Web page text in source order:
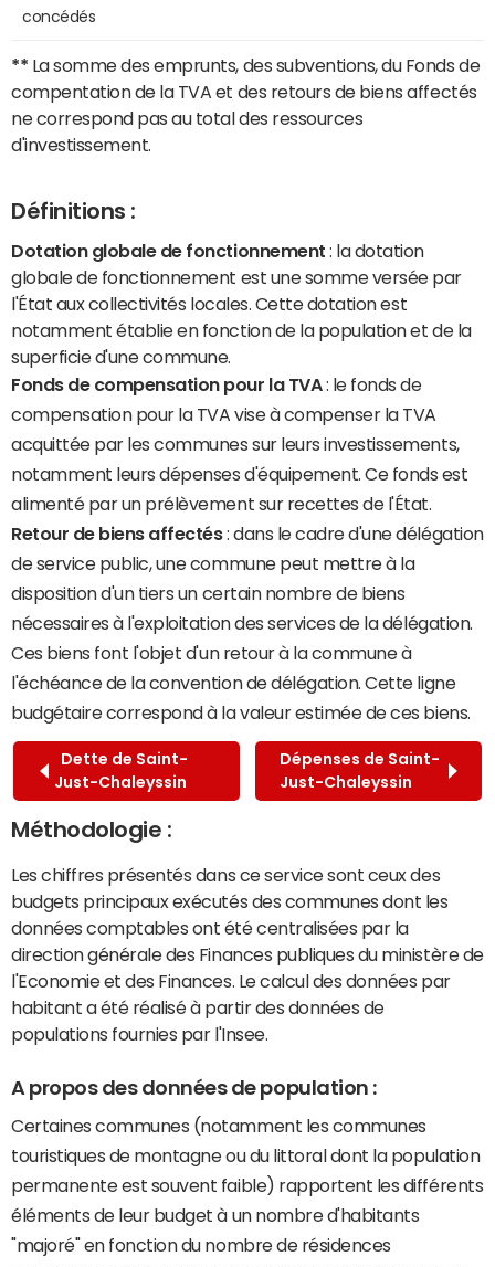
concédés
** La somme des emprunts, des subventions, du Fonds de
compentation de la TVA et des retours de biens affectés
ne correspond pas au total des ressources
d'investissement.
Définitions :
Dotation globale de fonctionnement : la dotation
globale de fonctionnement est une somme versée par
l'État aux collectivités locales. Cette dotation est
notamment établie en fonction de la population et de la
superficie d'une commune.
Fonds de compensation pour la TVA: le fonds de
compensation pour la TVA vise à compenser la TVA
acquittée par les communes sur leurs investissements,
notamment leurs dépenses d'équipement. Ce fonds est
alimenté par un prélèvement sur recettes de l'État.
Retour de biens affectés: dans le cadre d'une délégation
de service public, une commune peut mettre à la
disposition d'un tiers un certain nombre de biens
nécessaires à l'exploitation des services de la délégation.
Ces biens font l'objet d'un retour à la commune à
l'échéance de la convention de délégation. Cette ligne
budgétaire correspond à la valeur estimée de ces biens.
Dette de Saint-
Just-Chaleyssin
Dépenses de Saint-
Just-Chaleyssin
Méthodologie :
Les chiffres présentés dans ce service sont ceux des
budgets principaux exécutés des communes dont les
données comptables ont été centralisées par la
direction générale des Finances publiques du ministère de
l'Economie et des Finances. Le calcul des données par
habitant a été réalisé à partir des données de
populations fournies par l'Insee.
A propos des données de population :
Certaines communes (notamment les communes
touristiques de montagne ou du littoral dont la population
permanente est souvent faible) rapportent les différents
éléments de leur budget à un nombre d'habitants
"majoré" en fonction du nombre de résidences